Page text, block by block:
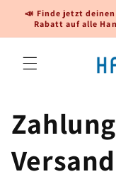
zum
Inhalt
📣 Finde jetzt
Rabatt auf alle